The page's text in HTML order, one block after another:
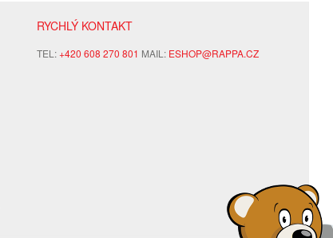
RYCHLÝ KONTAKT
TEL:+420 608 270 801 MAIL: ESHOP@RAPPA.CZ